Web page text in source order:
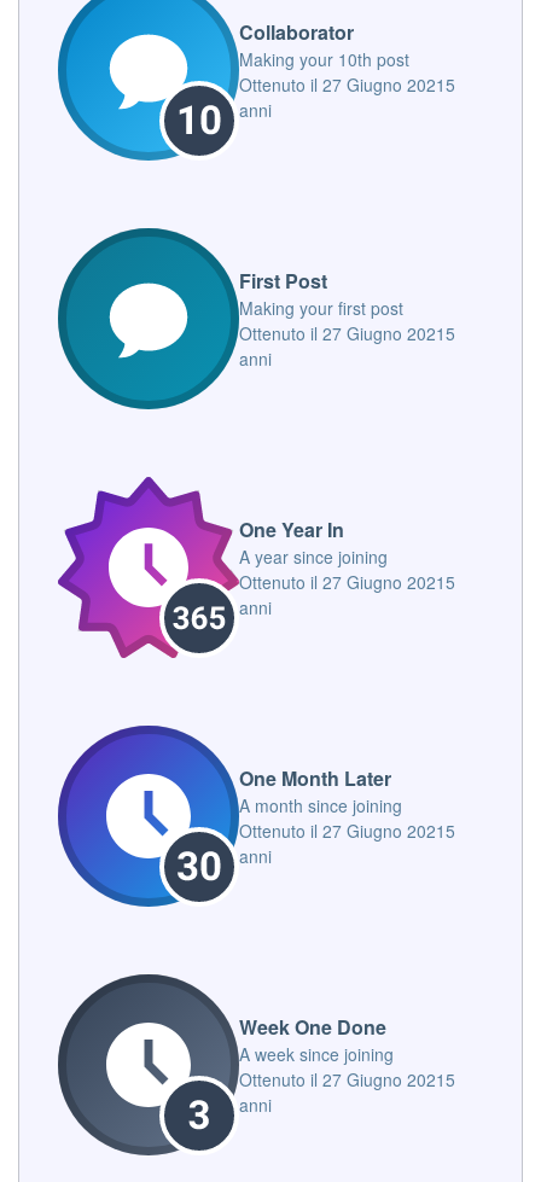
Collaborator
Making your 10th post
Ottenuto il 27 Giugno 20215
anni
First Post
Making your first post
Ottenuto il 27 Giugno 20215
anni
One Year In
A year since joining
Ottenuto il 27 Giugno 20215
anni
One Month Later
A month since joining
Ottenuto il 27 Giugno 20215
anni
Week One Done
A week since joining
Ottenuto il 27 Giugno 20215
anni